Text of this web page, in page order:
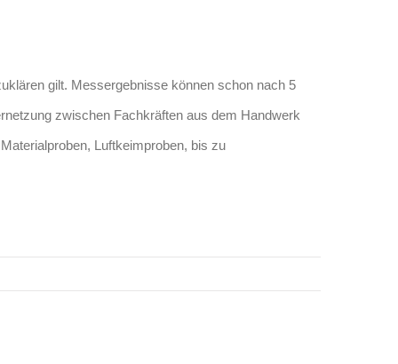
gilt. Messergebnisse können schon nach 5
zwischen Fachkräften aus dem Handwerk
Luftkeimproben, bis zu